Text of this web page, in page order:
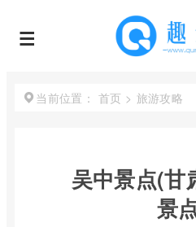
当前位置： 首页 > 旅游攻略
吴中景点(甘
景